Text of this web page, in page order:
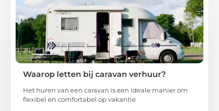
Waarop letten bij caravan verhuur?
Het huren van een caravan is een ideale manier om
flexibel en comfortabel op vakantie